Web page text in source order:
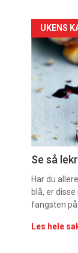
detail
-
11
rett
2
UKENS
Se så
Har du
blå, er
fangsten på.
Les hele